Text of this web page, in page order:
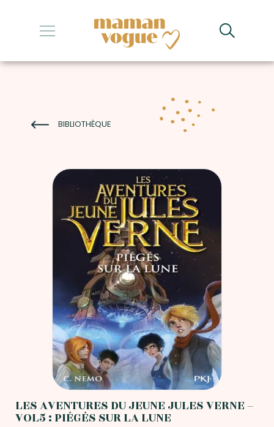
+
+
+
BIBLIOTHÈQUE
LES AVENTURES DU JEUNE JULES VERNE –
VOL5 : PIÉGÉS SUR LA LUNE